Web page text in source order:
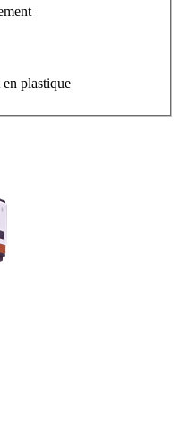
plastique